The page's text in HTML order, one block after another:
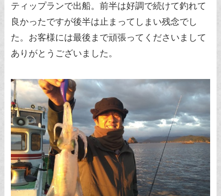
ティップランで出船。前半は好調で続けて釣れて
良かったですが後半は止まってしまい残念でし
た。お客様には最後まで頑張ってくださいまして
ありがとうございました。